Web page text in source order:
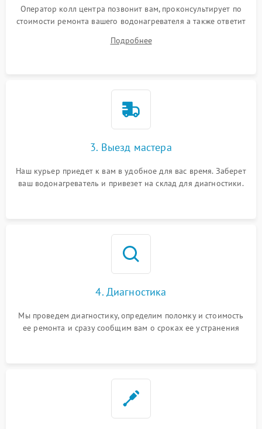
Оператор колл центра позвонит вам, проконсультирует по
стоимости ремонта вашего водонагревателя а также ответит
Подробнее
3. Выезд мастера
Наш курьер приедет к вам в удобное для вас время. Заберет
ваш водонагреватель и привезет на склад для диагностики.
4. Диагностика
Мы проведем диагностику, определим поломку и стоимость
ее ремонта и сразу сообщим вам о сроках ее устранения